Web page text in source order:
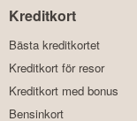
Kreditkort
Bästa kreditkortet
Kreditkort för resor
Kreditkort med bonus
Bensinkort